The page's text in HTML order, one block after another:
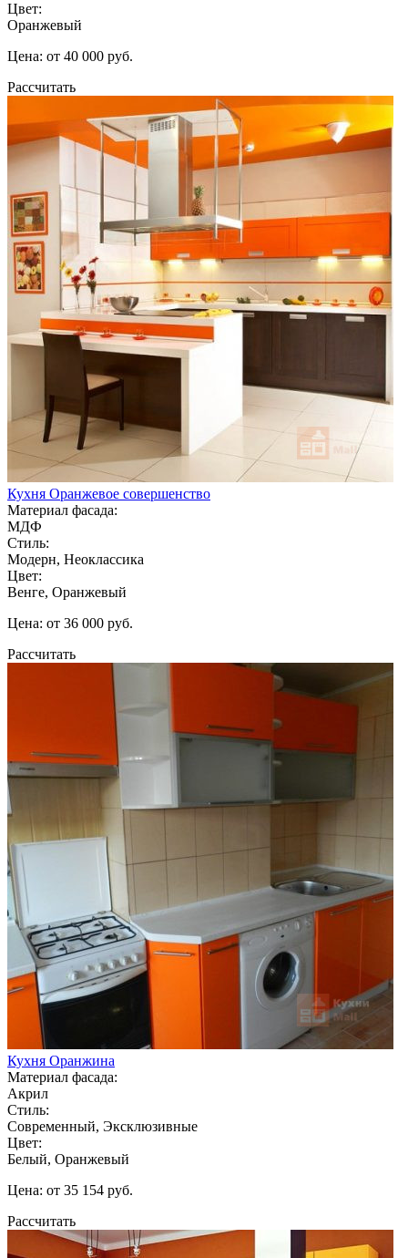
Цвет:
Оранжевый
Цена: от 40 000 руб.
Рассчитать
Кухня Оранжевое совершенство
Материал фасада:
МДФ
Стиль:
Модерн, Неоклассика
Цвет:
Венге, Оранжевый
Цена: от 36 000 руб.
Рассчитать
Кухня Оранжина
Материал фасада:
Акрил
Стиль:
Современный, Эксклюзивные
Цвет:
Белый, Оранжевый
Цена: от 35 154 руб.
Рассчитать